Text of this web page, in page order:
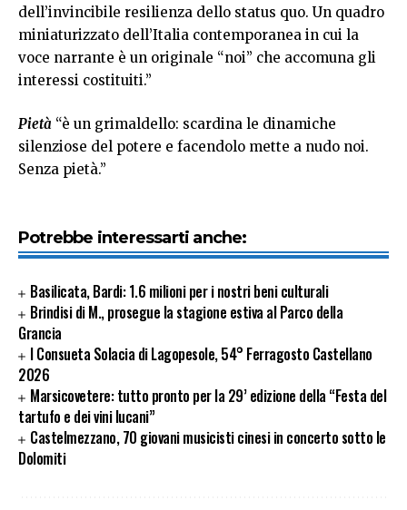
dell’invincibile resilienza dello status quo. Un quadro
miniaturizzato dell’Italia contemporanea in cui la
voce narrante è un originale “noi” che accomuna gli
interessi costituiti.”
Pietà “è un grimaldello: scardina le dinamiche
silenziose del potere e facendolo mette a nudo noi.
Senza pietà.”
Potrebbe interessarti anche:
Basilicata, Bardi: 1.6 milioni per i nostri beni culturali
Brindisi di M., prosegue la stagione estiva al Parco della
Grancia
I Consueta Solacia di Lagopesole, 54° Ferragosto Castellano
2026
Marsicovetere: tutto pronto per la 29’ edizione della “Festa del
tartufo e dei vini lucani”
Castelmezzano, 70 giovani musicisti cinesi in concerto sotto le
Dolomiti